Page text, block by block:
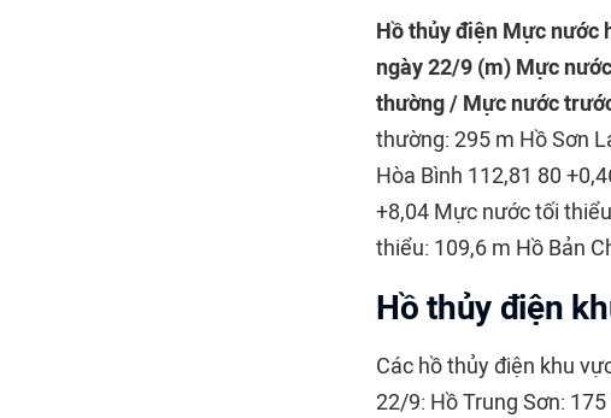
Hồ thủy điện Mực nước
ngày 22/9 (m) Mực
thường / Mực nước
thường: 295 m Hồ Sơn
Hòa Bình 112,81 80
+8,04 Mực nước tối
thiểu: 109,6 m Hồ Bản
Hồ thủy điện
Các hồ thủy điện khu
22/9: Hồ Trung Sơn: